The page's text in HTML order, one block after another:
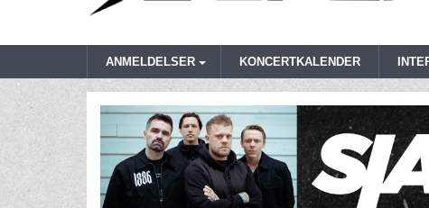
ANMELDELSER KONCERTKALENDER